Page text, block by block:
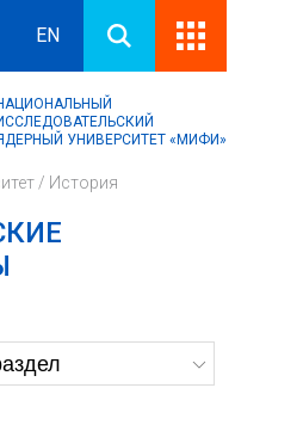
EN
УНИВЕРСИТЕТ «МИФИ»
/ История